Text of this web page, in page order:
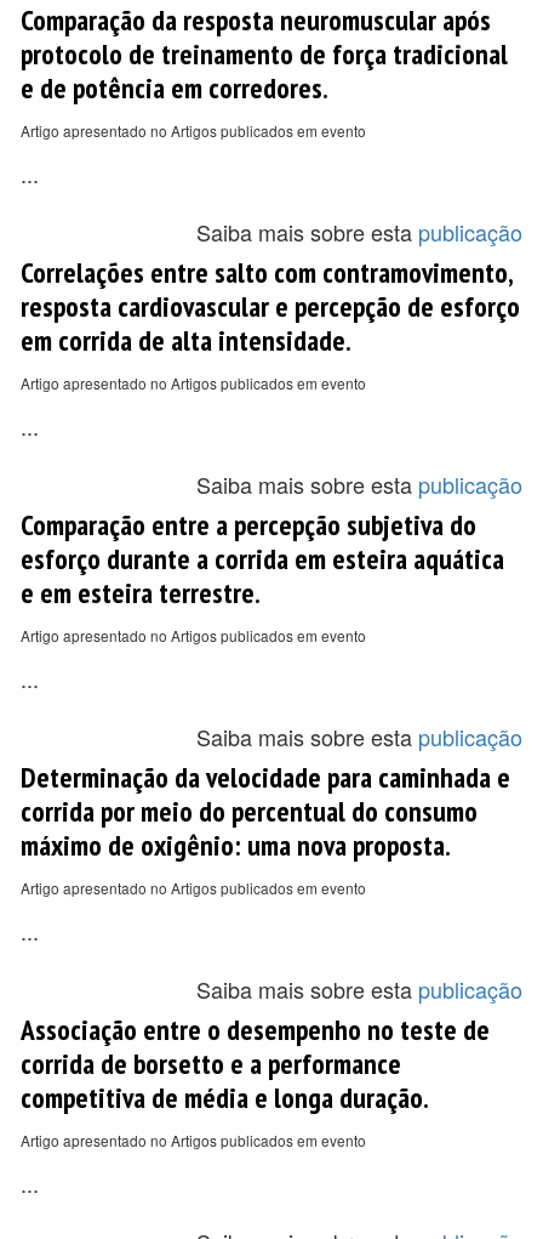
Comparação da resposta neuromuscular após
protocolo de treinamento de força tradicional
e de potência em corredores.
Artigo apresentado no Artigos publicados em evento
...
Saiba mais sobre esta publicação
Correlações entre salto com contramovimento,
resposta cardiovascular e percepção de esforço
em corrida de alta intensidade.
Artigo apresentado no Artigos publicados em evento
...
Saiba mais sobre esta publicação
Comparação entre a percepção subjetiva do
esforço durante a corrida em esteira aquática
e em esteira terrestre.
Artigo apresentado no Artigos publicados em evento
...
Saiba mais sobre esta publicação
Determinação da velocidade para caminhada e
corrida por meio do percentual do consumo
máximo de oxigênio: uma nova proposta.
Artigo apresentado no Artigos publicados em evento
...
Saiba mais sobre esta publicação
Associação entre o desempenho no teste de
corrida de borsetto e a performance
competitiva de média e longa duração.
Artigo apresentado no Artigos publicados em evento
...